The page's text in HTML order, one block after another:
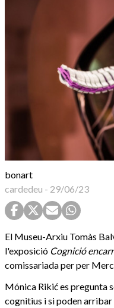
bonart
cardedeu - 29/06/23
El Museu-Arxiu Tomàs
l'exposició Cognició
comissariada per per
Mónica Rikić es pregunta
cognitius i si poden arribar